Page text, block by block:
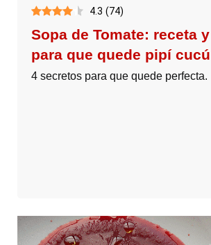
4.3 (74)
Sopa de Tomate: receta
para que quede pipí cucú
4 secretos para que quede perfecta.